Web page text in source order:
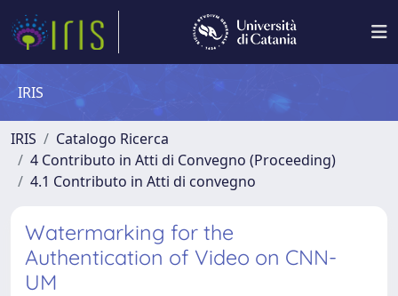
IRIS
IRIS
Catalogo Ricerca
4 Contributo in Atti di Convegno (Proceeding)
4.1 Contributo in Atti di convegno
Watermarking for the
Authentication of Video on CNN-
UM